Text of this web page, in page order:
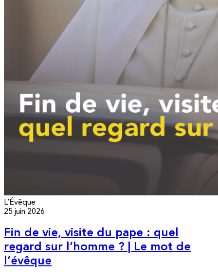
L’Évêque
25 juin 2026
Fin de vie, visite du pape : quel
regard sur l’homme ? | Le mot de
l’évêque